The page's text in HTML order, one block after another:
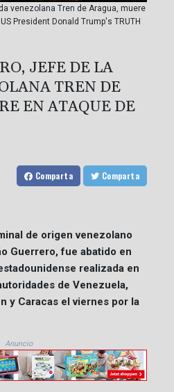
venezolana Tren de Aragua, muere
President Donald Trump's TRUTH
JEFE DE LA
TREN DE
EN ATAQUE DE
Comparta Comparta
de origen venezolano
Guerrero, fue abatido en
realizada en
de Venezuela,
y Caracas el viernes por la
Anuncio